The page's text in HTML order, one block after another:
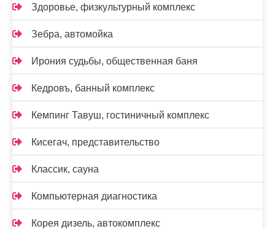
Здоровье, физкультурный комплекс
Зебра, автомойка
Ирония судьбы, общественная баня
Кедровъ, банный комплекс
Кемпинг Тавуш, гостиничный комплекс
Кисегач, представительство
Классик, сауна
Компьютерная диагностика
Корея дизель, автокомплекс